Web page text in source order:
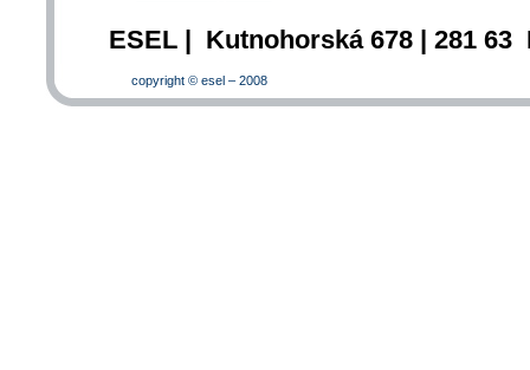
ESEL | Kutnohorská 678 | 281
copyright © esel – 2008